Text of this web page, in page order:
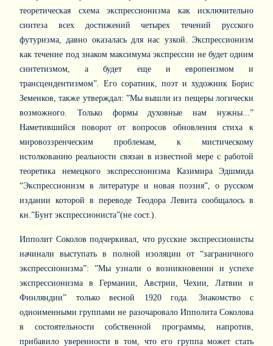
теоретическая схема экспрессионизма как исключительно
синтеза всех достижений четырех течений русского
футуризма, давно оказалась для нас узкой. Экспрессионизм
как течение под знаком максимума экспрессии не будет одним
синтетизмом, а будет еще и европеизмом и
трансцендентизмом”. Его соратник, поэт и художник Борис
Земенков, также утверждал: ”Мы вышли из пещеры логически
возможного. Только формы духовные нам нужны...”
Наметившийся поворот от вопросов обновления стиха к
мировоззренческим проблемам, к мистическому
истолкованию реальности связан в известной мере с работой
теоретика немецкого экспрессионизма Казимира Эдшмида
“Экспрессионизм в литературе и новая поэзия”, о русском
издании которой в переводе Теодора Левита сообщалось в
кн.”Бунт экспрессиониста”(не сост.).
Ипполит Соколов подчеркивал, что русские экспрессионисты
начинали выступать в полной изоляции от “заграничного
экспрессионизма”: ”Мы узнали о возникновении и успехе
экспрессионизма в Германии, Австрии, Чехии, Латвии и
Финляндии” только весной 1920 года. Знакомство с
одноименными группами не разочаровало Ипполита Соколова
в состоятельности собственной программы, напротив,
прибавило уверенности в том, что его группа может стать